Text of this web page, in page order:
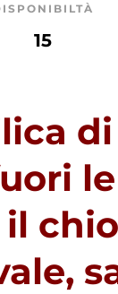
15
di
le
il